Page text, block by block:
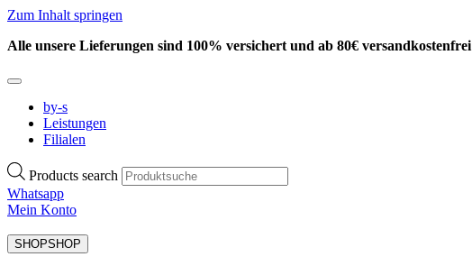
Zum Inhalt springen
Alle unsere Lieferungen sind 100% versichert und ab 80€ versandkostenfrei
by-s
Leistungen
Filialen
Products search
Whatsapp
Mein Konto
SHOPSHOP